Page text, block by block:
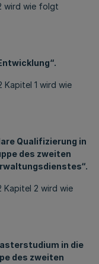
wird wie folgt
1 wird wie
Qualifizierung in
des zweiten
Kapitel 2 wird wie
in die
des zweiten